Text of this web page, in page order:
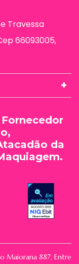
Travessa
66093005,
da
Maiorana 887, Entre